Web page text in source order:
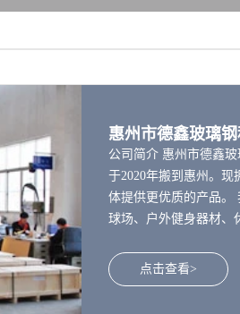
惠州市德鑫玻璃
公司简介 惠州市德鑫
于2020年搬到惠州。
体提供更优质的产品。
球场、户外健身器材、
户.多年来，始终以优
赢得了广大客户的支
点击查看>